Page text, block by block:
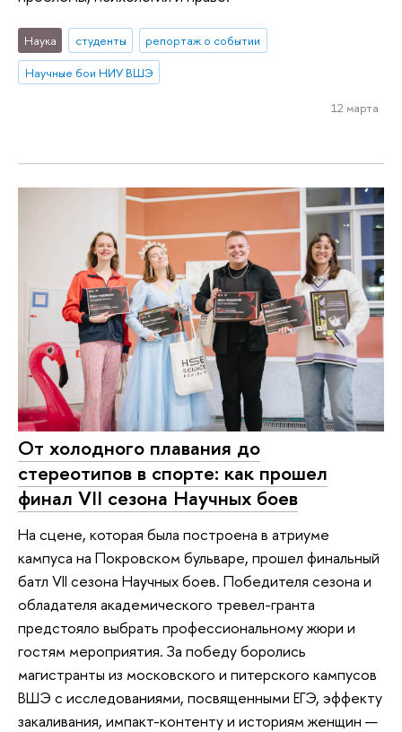
Наука студенты
репортаж о событии
Научные бои НИУ ВШЭ
12 марта
От холодного плавания до
стереотипов в спорте: как прошел
финал VII сезона Научных боев
На сцене, которая была построена в атриуме
кампуса на Покровском бульваре, прошел финальный
батл VII сезона Научных боев. Победителя сезона и
обладателя академического тревел-гранта
предстояло выбрать профессиональному жюри и
гостям мероприятия. За победу боролись
магистранты из московского и питерского кампусов
ВШЭ с исследованиями, посвященными ЕГЭ, эффекту
закаливания, импакт-контенту и историям женщин —